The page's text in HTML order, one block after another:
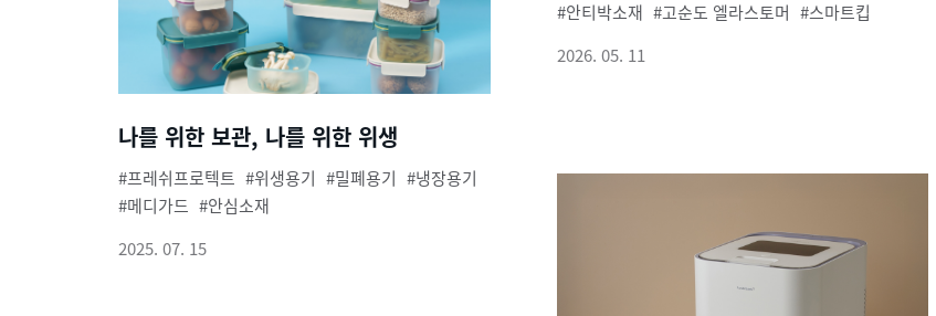
안티박소재
고순도 엘라스토머
스마트킵
2026. 05. 11
나를 위한 보관, 나를 위한 위생
프레쉬프로텍트 위생용기 밀폐용기
냉장용기
메디가드
안심소재
2025. 07. 15